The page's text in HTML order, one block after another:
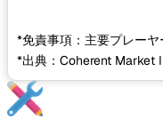
*免責事項：主要プレーヤ
*出典：Coherent Market